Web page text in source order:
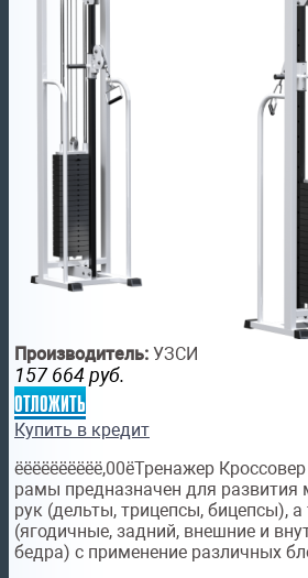
Производитель: УЗСИ
157 664 руб.
отложить
Купить в кредит
ёёёёёёёёёё,00ёТренажер
рамы предназначен для
рук (дельты, трицепсы, бицепсы),
(ягодичные, задний, внешние и
бедра) с применение различных